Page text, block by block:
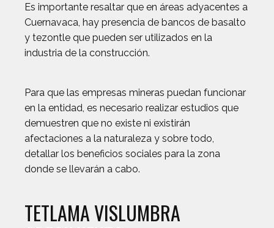
Es importante resaltar que en áreas adyacentes a
Cuernavaca, hay presencia de bancos de basalto
y tezontle que pueden ser utilizados en la
industria de la construcción.
Para que las empresas mineras puedan funcionar
en la entidad, es necesario realizar estudios que
demuestren que no existe ni existirán
afectaciones a la naturaleza y sobre todo,
detallar los beneficios sociales para la zona
donde se llevarán a cabo.
TETLAMA VISLUMBRA